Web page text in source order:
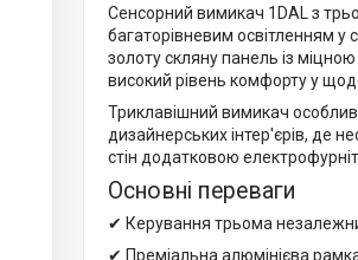
Сенсорний вимикач 1DAL з
багаторівневим освітленням
золоту скляну панель із
високий рівень комфорту у
Триклавішний вимикач
дизайнерських інтер'єрів, де
стін додатковою
Основні переваги
✔ Керування трьома
✔ Преміальна алюмінієва